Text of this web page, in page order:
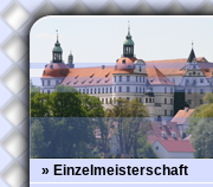
» Einzelmeisterschaft